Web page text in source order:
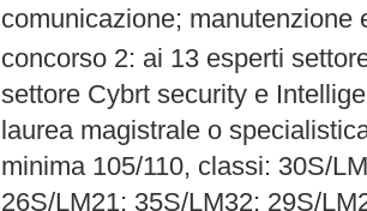
comunicazione; manutenzione
concorso 2: ai 13 esperti
settore Cybrt security e
laurea magistrale o
minima 105/110, classi: 30S/
26S/LM21; 35S/LM32; 29S/